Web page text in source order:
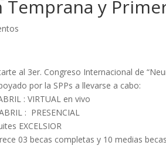
Temprana y
al 3er. Congreso Internacional de
por la SPPs a llevarse a cabo:
: VIRTUAL en vivo
: PRESENCIAL
EXCELSIOR
03 becas completas y 10 medias